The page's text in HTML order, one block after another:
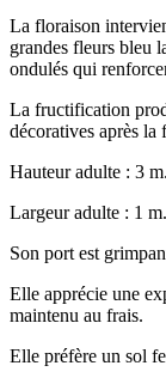
La floraison
grandes fleurs bleu
ondulés qui
La fructification
décoratives après la
Hauteur adulte : 3 m.
Largeur adulte : 1 m.
Son port est
Elle apprécie une
maintenu au frais.
Elle préfère un sol